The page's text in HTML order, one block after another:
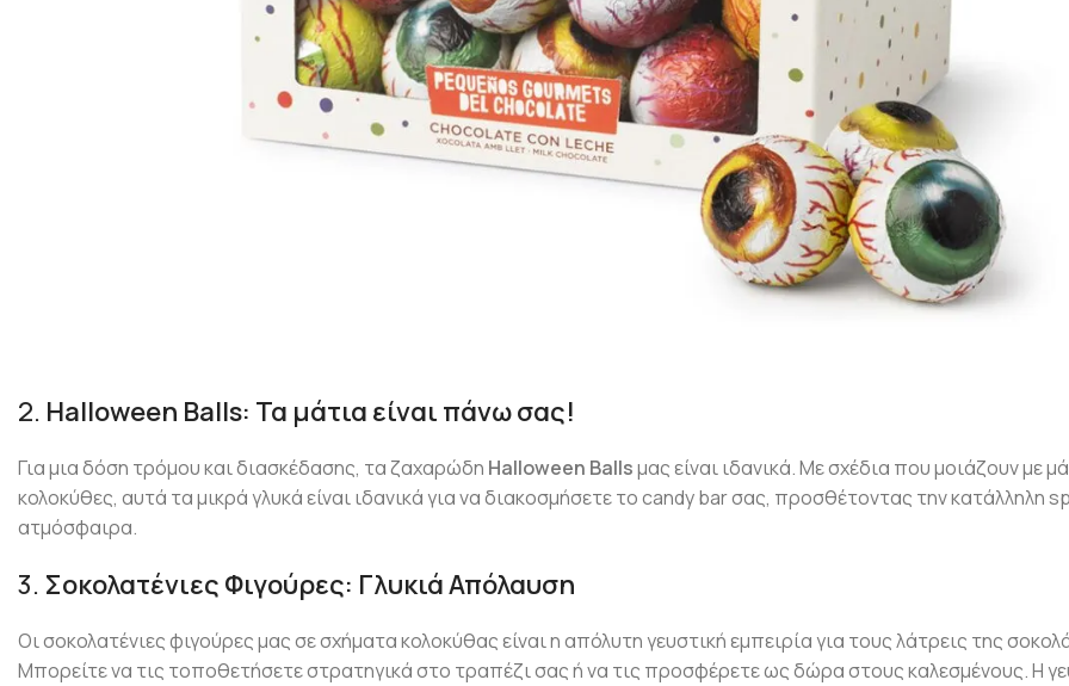
2. Halloween Balls: Τα μάτια είναι πάνω σας!
Για μια δόση τρόμου και διασκέδασης, τα ζαχαρώδη Halloween Ballsμας είναι ιδανικά. Με σχέδια που μοιάζουν με
κολοκύθες, αυτά τα μικρά γλυκά είναι ιδανικά για να διακοσμήσετε το candy bar σας, προσθέτοντας την κατάλληλη
ατμόσφαιρα.
3. Σοκολατένιες Φιγούρες: Γλυκιά Απόλαυση
Οι σοκολατένιες φιγούρες μας σε σχήματα κολοκύθας είναι η απόλυτη γευστική εμπειρία για τους λάτρεις της
Μπορείτε να τις τοποθετήσετε στρατηγικά στο τραπέζι σας ή να τις προσφέρετε ως δώρα στους καλεσμένους. Η